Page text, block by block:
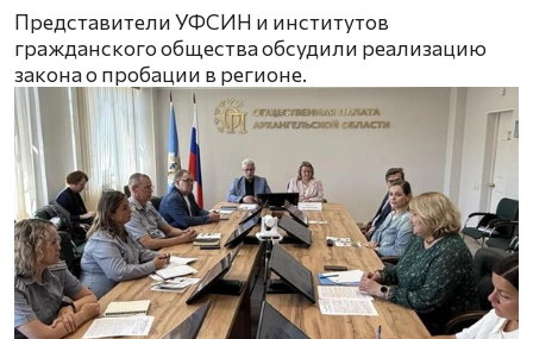
Представители УФСИН и институтов
гражданского общества обсудили реализацию
закона о пробации в регионе.